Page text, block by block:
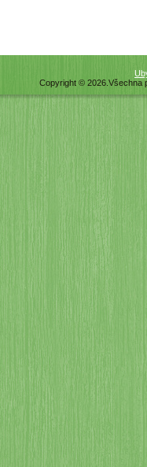
Copyright © 2026.Všechna